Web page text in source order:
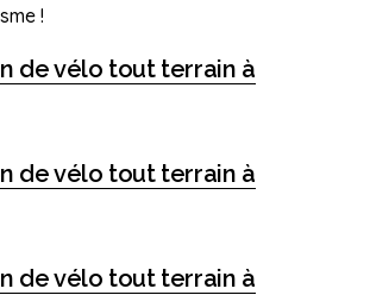
!
de vélo tout terrain à
de vélo tout terrain à
de vélo tout terrain à